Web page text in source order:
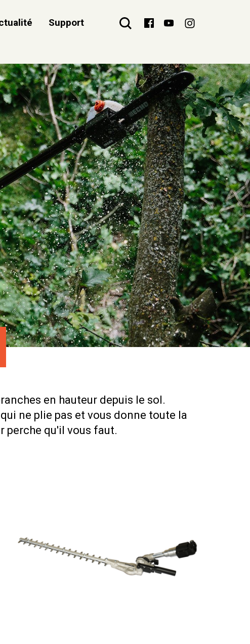
Support
en hauteur depuis le sol.
ne plie pas et vous donne toute la
perche qu'il vous faut.